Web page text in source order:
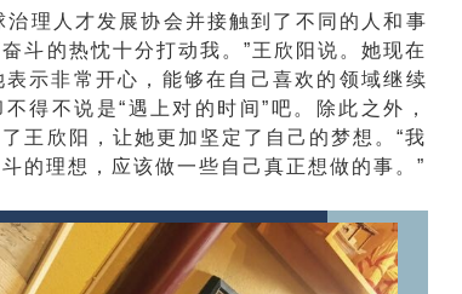
理人才发展协会并接触到了不同的人和事
斗的热忱十分打动我。”王欣阳说。她现在
示非常开心，能够在自己喜欢的领域继续
得不说是“遇上对的时间”吧。除此之外，
王欣阳，让她更加坚定了自己的梦想。“我
的理想，应该做一些自己真正想做的事。”